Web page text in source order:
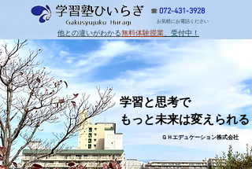
☎︎072-431-3928
お気軽にお電話ください
他との違いがわかる無料体験授業 、受付中！
ＧＨエデュケーション株式会社
学習と思考で
​もっと未来は変えられる